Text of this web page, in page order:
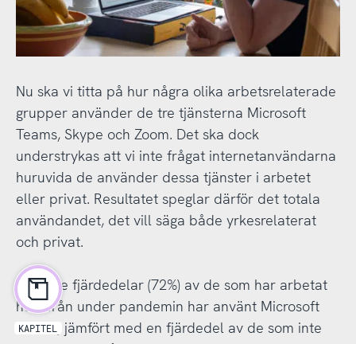
Nu ska vi titta på hur några olika arbetsrelaterade
grupper använder de tre tjänsterna Microsoft
Teams, Skype och Zoom. Det ska dock
understrykas att vi inte frågat internetanvändarna
huruvida de använder dessa tjänster i arbetet
eller privat. Resultatet speglar därför det totala
användandet, det vill säga både yrkesrelaterat
och privat.
Nära tre fjärdedelar (72%) av de som har arbetat
hemifrån under pandemin har använt Microsoft
Teams, jämfört med en fjärdedel av de som inte
KAPITEL